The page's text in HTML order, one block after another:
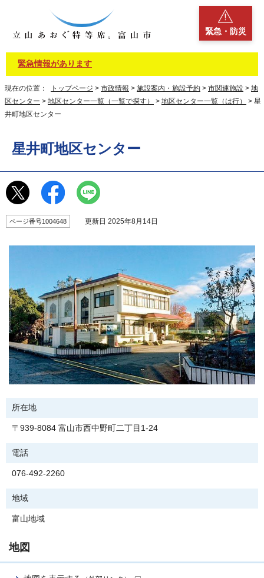
緊急・防災
緊急情報があります
現在の位置： トップページ > 市政情報 > 施設案内・施設予約 > 市関連施設 > 地
区センター > 地区センター一覧（一覧で探す） > 地区センター一覧（は行）
> 星
井町地区センター
星井町地区センター
ページ番号1004648 更新日 2025年8月14日
所在地
〒939-8084 富山市西中野町二丁目1-24
電話
076-492-2260
地域
富山地域
地図